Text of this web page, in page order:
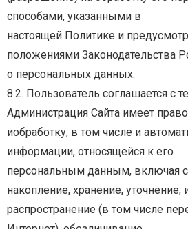
способами, указанными в
настоящей Политике и
положениями Законодательства
о персональных данных.
8.2. Пользователь соглашается с
Администрация Сайта имеет
иобработку, в том числе и
информации, относящейся к его
персональным данным, включая
накопление, хранение, уточнение,
распространение (в том числе